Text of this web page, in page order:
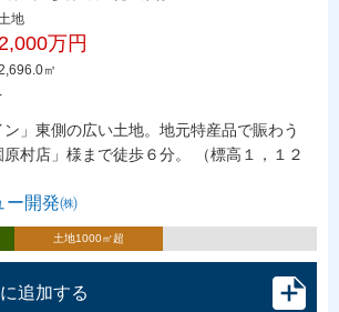
地
万円
㎡
ン」東側の広い土地。地元特産品で賑わう
原村店」様まで徒歩６分。 （標高１，１２
ー開発㈱
土地1000㎡超
追加する